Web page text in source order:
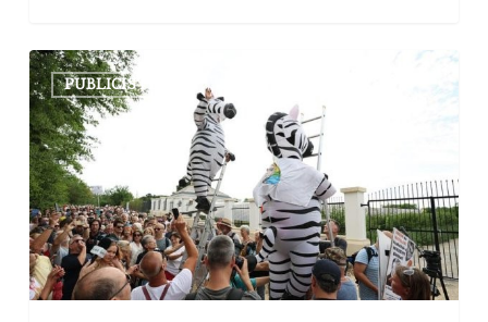
K maďarskej
revolúcii
prispeli
aj
zebry
PUBLICISTIKA